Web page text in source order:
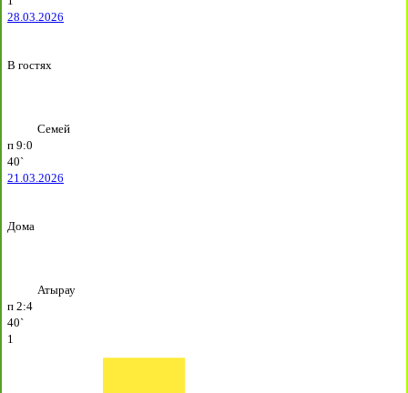
28.03.2026
В гостях
Семей
п 9:0
40`
21.03.2026
Дома
Атырау
п 2:4
40`
1